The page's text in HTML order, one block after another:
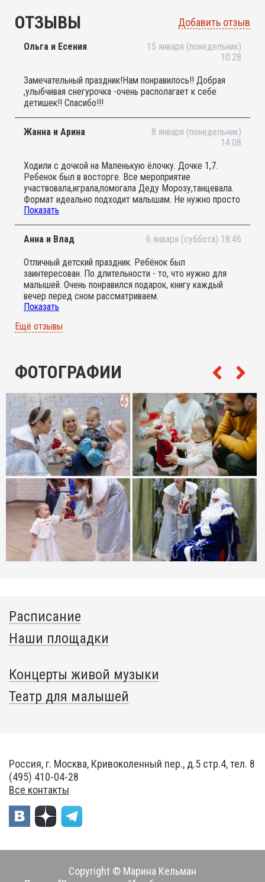
ОТЗЫВЫ Добавить отзыв
Ольга и Есения
15 января (понедельник)
10:28
Замечательный праздник!Нам понравилось!! Добрая
,улыбчивая снегурочка -очень располагает к себе
детишек!! Спасибо!!!
Жанна и Арина
8 января (понедельник)
14:08
Ходили с дочкой на Маленькую ёлочку. Дочке 1,7.
Ребенок был в восторге. Все мероприятие
участвовала,играла,помогала Деду Морозу,танцевала.
Формат идеально подходит малышам. Не нужно просто
сидеть и смотреть,можно
поиграть,потанцевать,подвигаться. Идеально для
активных и подвижных детей. Спасибо большое.
Обязательно придем ещё раз
Показать
Анна и Влад 6 января (суббота) 18:46
Отличный детский праздник. Ребёнок был
заинтересован. По длительности - то, что нужно для
малышей. Очень понравился подарок, книгу каждый
вечер перед сном рассматриваем.
Рекомендую
Показать
Ещё отзывы
ФОТОГРАФИИ
Расписание
Наши площадки
Концерты живой музыки
Театр для малышей
Россия, г. Москва, Кривоколенный пер., д.5 стр.4, тел. 8
(495) 410-04-28
Все контакты
Copyright © Марина Кельман